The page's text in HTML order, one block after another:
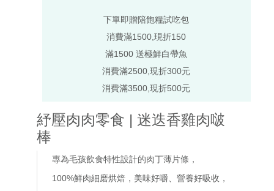
下單即贈陪飽糧試吃包
消費滿1500,現折150
滿1500 送極鮮白帶魚
消費滿2500,現折300元
消費滿3500,現折500元
紓壓肉肉零食 | 迷迭香雞肉啵
棒
專為毛孩飲食特性設計的肉丁薄片條 ，
100%鮮肉細磨烘焙，美味好嚼、營養好吸收 ，